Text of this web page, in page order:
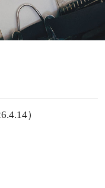
）